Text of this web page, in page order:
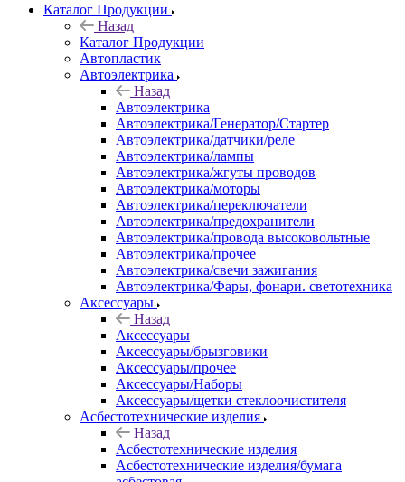
Каталог Продукции
Назад
Каталог Продукции
Автопластик
Автоэлектрика
Назад
Автоэлектрика
Автоэлектрика/Генератор/Стартер
Автоэлектрика/датчики/реле
Автоэлектрика/лампы
Автоэлектрика/жгуты проводов
Автоэлектрика/моторы
Автоэлектрика/переключатели
Автоэлектрика/предохранители
Автоэлектрика/провода высоковольтные
Автоэлектрика/прочее
Автоэлектрика/свечи зажигания
Автоэлектрика/Фары, фонари. светотехника
Аксессуары
Назад
Аксессуары
Аксессуары/брызговики
Аксессуары/прочее
Аксессуары/Наборы
Аксессуары/щетки стеклоочистителя
Асбестотехнические изделия
Назад
Асбестотехнические изделия
Асбестотехнические изделия/бумага